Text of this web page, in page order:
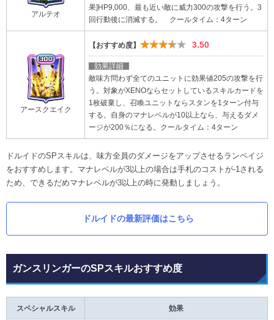
アルテオ
果]HP9,000、最も近い敵に威力300の攻撃を行う。3
回行動後に消滅する。 クールタイム：4ターン
アースクエイク
【おすすめ度】 ★★★★★ 3.50
効果詳細
敵味方問わず全てのユニットに効果値205の攻撃を行
う。対象がXENOならセットしているスキルカードを
1枚破棄し、召喚ユニットならスタンを1ターン付与
する。自身のマナレベルが10以上なら、与えるダメ
ージが200％になる。クールタイム：4ターン
ドルイドのSPスキルは、味方全員のダメージをアップさせるランペイジ
をおすすめします。マナレベルが3以上の場合は手札のコストが-1される
ため、できるだめマナレベルが3以上の時に発動しましょう。
ドルイドの最新評価はこちら
ガンスリンガーのSPスキルおすすめ度
スペシャルスキル 効果